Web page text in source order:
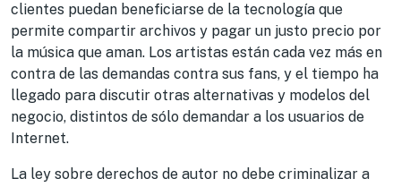
clientes puedan beneficiarse de la tecnología que
permite compartir archivos y pagar un justo precio por
la música que aman. Los artistas están cada vez más en
contra de las demandas contra sus fans, y el tiempo ha
llegado para discutir otras alternativas y modelos del
negocio, distintos de sólo demandar a los usuarios de
Internet.
La ley sobre derechos de autor no debe criminalizar a